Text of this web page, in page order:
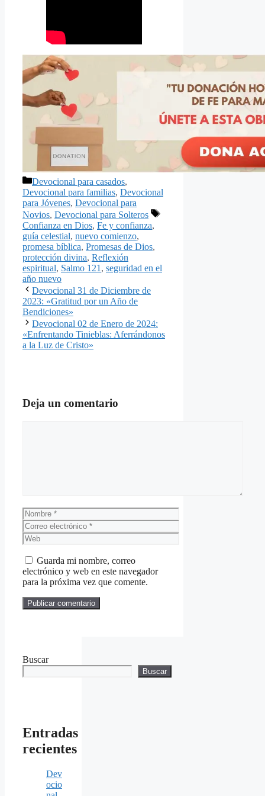
Categorías
Devocional para casados,
Devocional para familias, Devocional
para Jóvenes, Devocional para
Novios, Devocional para Solteros
Etiquetas
Confianza en Dios, Fe y confianza,
guía celestial, nuevo comienzo,
promesa bíblica, Promesas de Dios,
protección divina, Reflexión
espiritual, Salmo 121 , seguridad en el
año nuevo
Devocional 31 de Diciembre de
2023: «Gratitud por un Año de
Bendiciones»
Devocional 02 de Enero de 2024:
«Enfrentando Tinieblas: Aferrándonos
a la Luz de Cristo»
Deja un comentario
Nombre
Correo
electrónico
Web
Guarda mi nombre, correo
electrónico y web en este navegador
para la próxima vez que comente.
Buscar
Buscar
Entradas
recientes
Dev
ocio